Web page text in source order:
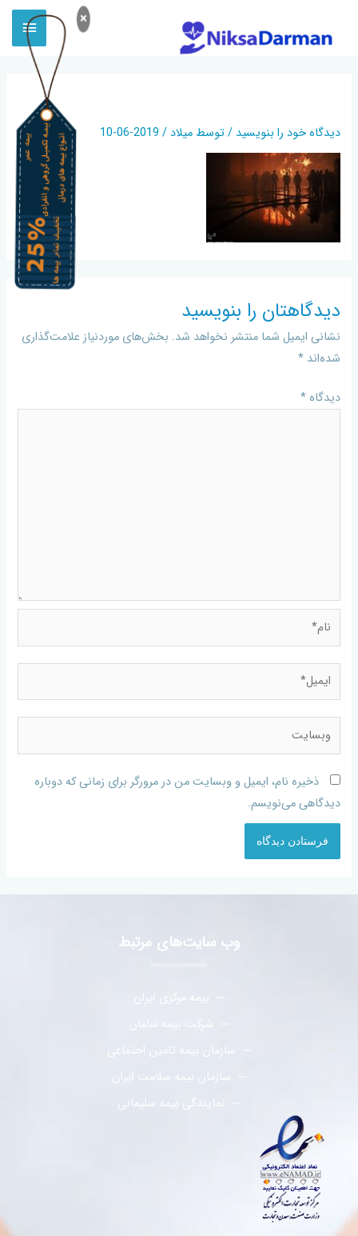
×
دیدگاه‌ خود را بنویسید / توسطمیلاد/
2019-06-10
دیدگاهتان را بنویسید
نشانی ایمیل شما منتشر نخواهد شد. بخش‌های موردنیاز علامت‌گذاری
شده‌اند*
دیدگاه*
ذخیره نام، ایمیل و وبسایت من در مرورگر برای زمانی که دوباره
دیدگاهی می‌نویسم.
وب سایت‌های مرتبط
بیمه مرکزی ایران
شرکت بیمه سامان
سازمان بیمه تامین اجتماعی
سازمان بیمه سلامت ایران
نمایندگی بیمه سلیمانی